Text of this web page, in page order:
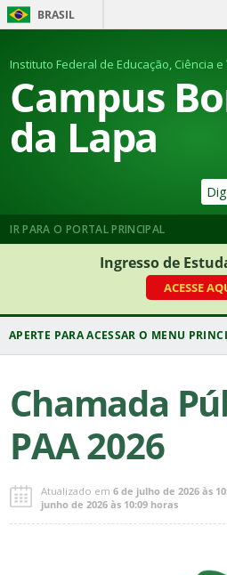
BRASIL
Instituto Federal de Educação, Ciência
Campus
da Lapa
IR PARA O PORTAL PRINCIPAL
Ingresso de
ACESSE
Chamada
PAA 2026
Atualizado em6 de julho de 2026 às
junho de 2026 às 10:09 horas